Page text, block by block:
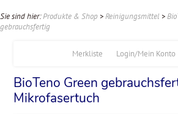
Sie sind hier:Produkte & Shop >Reinigungsmittel >
gebrauchsfertig
Login/Mein Konto
Merkliste
BioTeno Green
Mikrofasertuch